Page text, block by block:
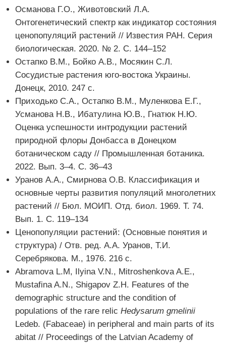
Османова Г.О., Животовский Л.А.
Онтогенетический спектр как индикатор состояния
ценопопуляций растений // Известия РАН. Серия
биологическая. 2020. № 2. С. 144–152
Остапко В.М., Бойко А.В., Мосякин С.Л.
Сосудистые растения юго-востока Украины.
Донецк, 2010. 247 с.
Приходько С.А., Остапко В.М., Муленкова Е.Г.,
Усманова Н.В., Ибатулина Ю.В., Гнатюк Н.Ю.
Оценка успешности интродукции растений
природной флоры Донбасса в Донецком
ботаническом саду // Промышленная ботаника.
2022. Вып. 3–4. С. 36–43
Уранов А.А., Смирнова О.В. Классификация и
основные черты развития популяций многолетних
растений // Бюл. МОИП. Отд. биол. 1969. T. 74.
Вып. 1. С. 119–134
Ценопопуляции растений: (Основные понятия и
структура) / Отв. ред. А.А. Уранов, Т.И.
Серебрякова. М., 1976. 216 с.
Abramova L.M, Ilyina V.N., Mitroshenkova A.E.,
Mustafina A.N., Shigapov Z.H. Features of the
demographic structure and the condition of
populations of the rare relicHedysarum gmelinii
Ledeb. (Fabaceae) in peripheral and main parts of its
abitat // Proceedings of the Latvian Academy of